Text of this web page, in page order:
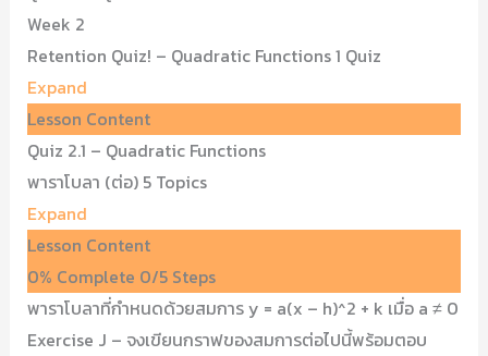
Week 2
Retention Quiz! – Quadratic Functions1 Quiz
Expand
Lesson Content
Quiz 2.1 – Quadratic Functions
พาราโบลา (ต่อ) 5 Topics
Expand
Lesson Content
0% Complete 0/5 Steps
พาราโบลาที่กำหนดด้วยสมการ y = a(x – h)^2 + k เมื่อ a ≠ 0
Exercise J – จงเขียนกราฟของสมการต่อไปนี้พร้อมตอบ